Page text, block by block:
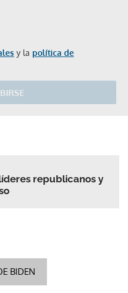
y la política de
republicanos y
BIDEN